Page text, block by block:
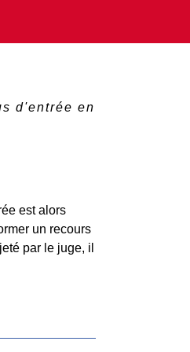
d'entrée en
est alors
un recours
par le juge, il